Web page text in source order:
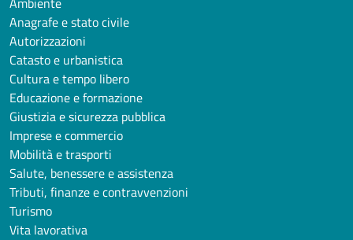
Anagrafe e stato civile
Autorizzazioni
Catasto e urbanistica
Cultura e tempo libero
Educazione e formazione
Giustizia e sicurezza pubblica
Imprese e commercio
Mobilità e trasporti
Salute, benessere e assistenza
Tributi, finanze e contravvenzioni
Turismo
Vita lavorativa